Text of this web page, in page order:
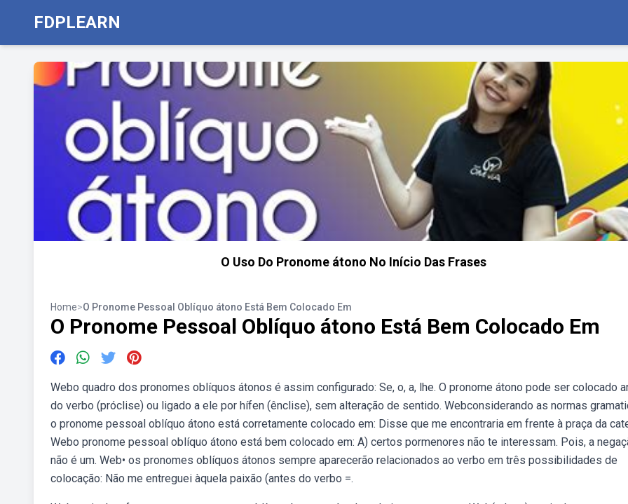
FDPLEARN
O Uso Do Pronome átono No Início Das Frases
Home>O Pronome Pessoal Oblíquo átono Está Bem Colocado Em
O Pronome Pessoal Oblíquo átono Está Bem Colocado Em
Webo quadro dos pronomes oblíquos átonos é assim configurado: Se, o, a, lhe. O pronome átono pode ser colocado
do verbo (próclise) ou ligado a ele por hífen (ênclise), sem alteração de sentido. Webconsiderando as normas
o pronome pessoal oblíquo átono está corretamente colocado em: Disse que me encontraria em frente à praça da
Webo pronome pessoal oblíquo átono está bem colocado em: A) certos pormenores não te interessam. Pois, a
não é um. Web• os pronomes oblíquos átonos sempre aparecerão relacionados ao verbo em três possibilidades de
colocação: Não me entreguei àquela paixão (antes do verbo =.